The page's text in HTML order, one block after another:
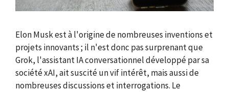
Elon Musk est à l'origine de nombreuses inventions et
projets innovants ; il n'est donc pas surprenant que
Grok, l'assistant IA conversationnel développé par sa
société xAI, ait suscité un vif intérêt, mais aussi de
nombreuses discussions et interrogations. Le